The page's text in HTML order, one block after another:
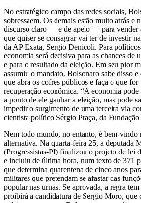
No estratégico campo das redes sociais,
sobressaem. Os demais estão muito atrás e
discurso claro — e de apelo — para vender
que quiser se consagrar vai ter de investir
da AP Exata, Sergio Denicoli. Para
economia será decisiva para as chances de
e para o resultado da eleição. Em seu pior
assumiu o mandato, Bolsonaro sabe disso
que abra os cofres públicos e faça o que for
recuperação econômica. “A economia
a ponto de ele ganhar a eleição, mas pode
impedir o surgimento de uma terceira via
cientista político Sérgio Praça, da
Nem todo mundo, no entanto, é bem-vindo
alternativa. Na quarta-feira 25, a deputada
(Progressistas-PI) finalizou o projeto de lei
e incluiu de última hora, num texto de 371
que determina quarentena de cinco anos
militares que pretendam se afastar das
popular nas urnas. Se aprovada, a regra
proibirá a candidatura de Sergio Moro, que